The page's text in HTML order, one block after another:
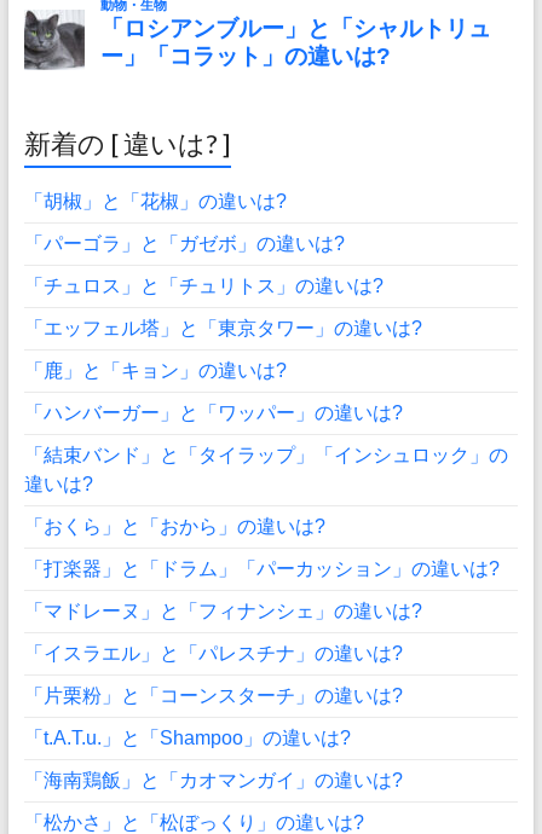
新着の [ 違いは? ]
「胡椒」と「花椒」の違いは?
「パーゴラ」と「ガゼボ」の違いは?
「チュロス」と「チュリトス」の違いは?
「エッフェル塔」と「東京タワー」の違いは?
「鹿」と「キョン」の違いは?
「ハンバーガー」と「ワッパー」の違いは?
「結束バンド」と「タイラップ」「インシュロック」の
違いは?
「おくら」と「おから」の違いは?
「打楽器」と「ドラム」「パーカッション」の違いは?
「マドレーヌ」と「フィナンシェ」の違いは?
「イスラエル」と「パレスチナ」の違いは?
「片栗粉」と「コーンスターチ」の違いは?
「t.A.T.u.」と「Shampoo」の違いは?
「海南鶏飯」と「カオマンガイ」の違いは?
「松かさ」と「松ぼっくり」の違いは?